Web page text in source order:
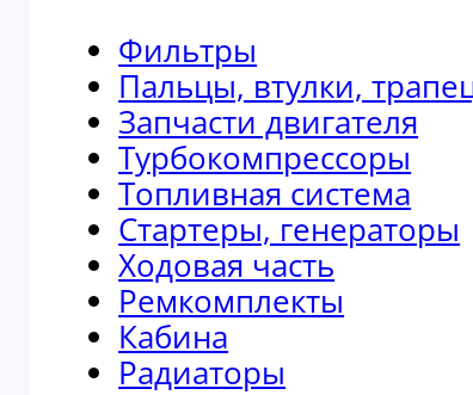
Фильтры
Пальцы, втулки,
Запчасти двигателя
Турбокомпрессоры
Топливная система
Стартеры, генераторы
Ходовая часть
Ремкомплекты
Кабина
Радиаторы